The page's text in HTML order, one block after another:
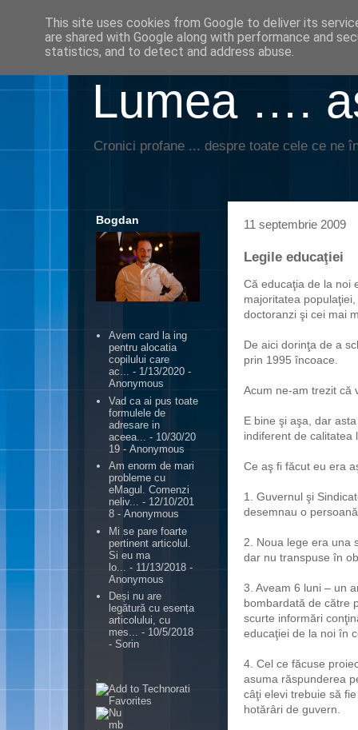
Lumea ….
Cronici profane ... despre toate cele ce ne
11 septembrie 2009
Legile educaţiei
Că educaţia de la noi
majoritatea
doctoranzi şi cei mai
De aici dorinţa de a
prin 1995 încoace.
Acum ne-am trezit că
E bine şi aşa, dar
indiferent de calitatea
Ce aş fi făcut eu era
1. Guvernul şi
desemnau o
2. Noua lege era una
dar nu transpuse în
3. Aveam 6 luni – un
bombardată de către
scurte informări
educaţiei de la noi în
4. Cel ce făcuse
asuma răspunderea
câţi elevi trebuie să
hotărâri de guvern.
Bogdan
Avem card la ing
pentru alocatia
copilului care
ac... - 1/13/2020 -
Anonymous
Vad ca ai pus toate
formulele de
adresare in
aceea...
- 10/30/20
19 - Anonymous
Am enorm de mari
probleme cu
eMagul. Comenzi
neliv... - 12/10/201
8 - Anonymous
Mi se pare foarte
pertinent articolul.
Si eu ma
lo...
- 11/13/2018 -
Anonymous
Deși nu are
legătură cu esența
articolului, cu
mes... - 10/5/2018
- Sorin
This site uses cookies from Google to deliver its
are shared with Google along with performance and
statistics, and to detect and address abuse.